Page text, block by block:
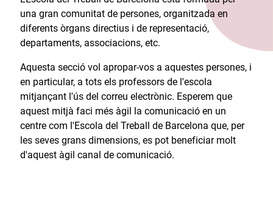
una gran comunitat de persones, organitzada en
diferents òrgans directius i de representació,
departaments, associacions, etc.​
Aquesta secció vol apropar-vos a aquestes persones, i
en particular, a tots els professors de l'escola
mitjançant l'ús del correu electrònic. Esperem que
aquest mitjà faci més àgil la comunicació en un
centre com l'Escola del Treball de Barcelona que, per
les seves grans dimensions, es pot beneficiar molt
d'aquest àgil canal de comunicació.​